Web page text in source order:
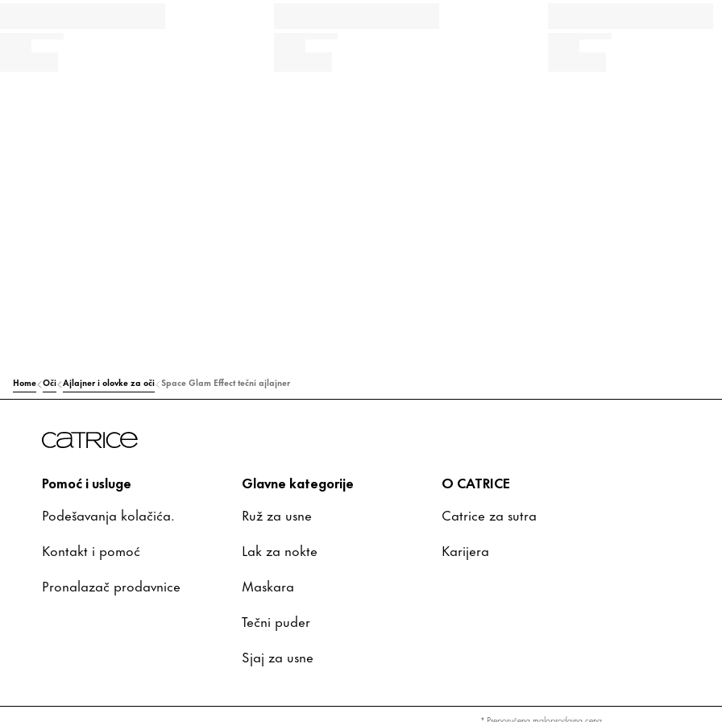
Home Oči Ajlajner i olovke za oči Space Glam Effect tečni ajlajner
Pomoć i usluge
Podešavanja kolačića.
Kontakt i pomoć
Pronalazač prodavnice
Glavne kategorije
Ruž za usne
Lak za nokte
Maskara
Tečni puder
Sjaj za usne
O CATRICE
Catrice za sutra
Karijera